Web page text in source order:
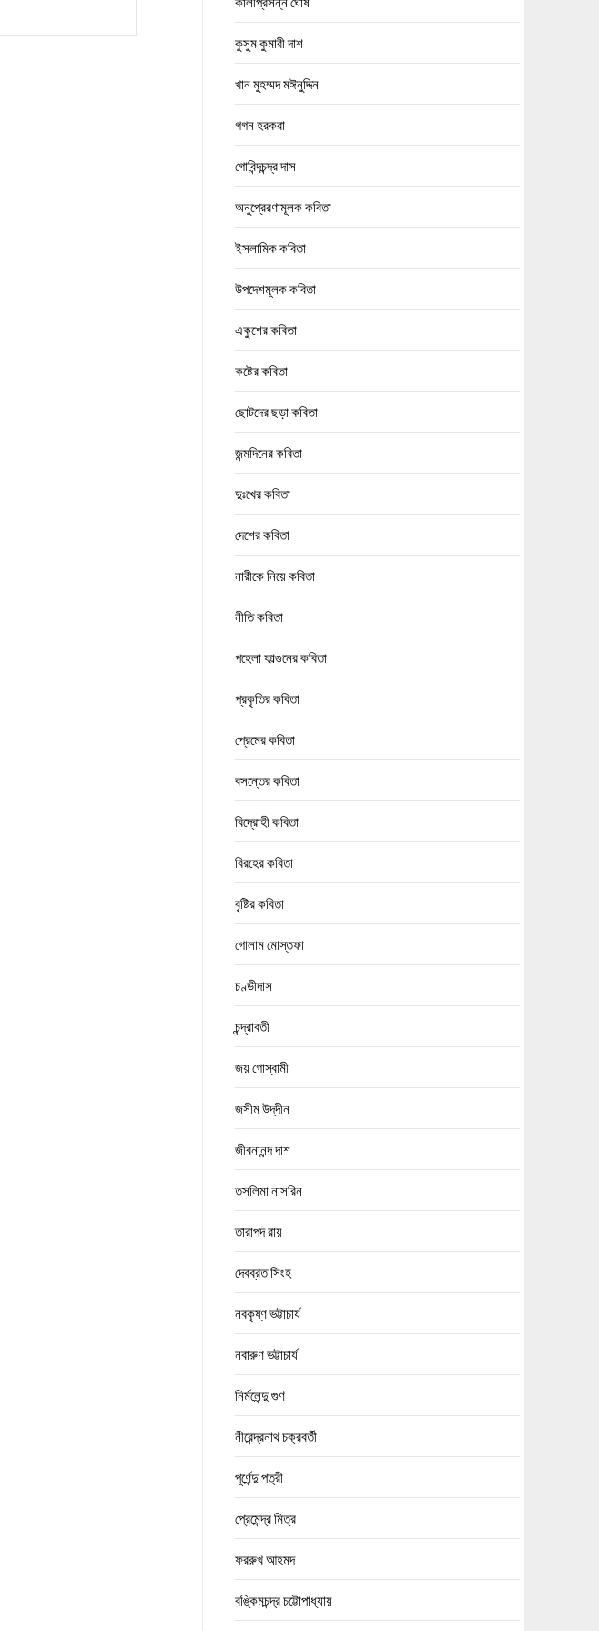
কুসুম কুমারী দাশ
খান মুহম্মদ মঈনুদ্দিন
গগন হরকরা
গোবিন্দচন্দ্র দাস
অনুপ্রেরণামূলক কবিতা
ইসলামিক কবিতা
উপদেশমূলক কবিতা
একুশের কবিতা
কষ্টের কবিতা
ছোটদের ছড়া কবিতা
জন্মদিনের কবিতা
দুঃখের কবিতা
দেশের কবিতা
নারীকে নিয়ে কবিতা
নীতি কবিতা
পহেলা ফাল্গুনের কবিতা
প্রকৃতির কবিতা
প্রেমের কবিতা
বসন্তের কবিতা
বিদ্রোহী কবিতা
বিরহের কবিতা
বৃষ্টির কবিতা
গোলাম মোস্তফা
চণ্ডীদাস
চন্দ্রাবতী
জয় গোস্বামী
জসীম উদ্‌দীন
জীবনানন্দ দাশ
তসলিমা নাসরিন
তারাপদ রায়
দেবব্রত সিংহ
নবকৃষ্ণ ভট্টাচার্য
নবারুণ ভট্টাচার্য
নির্মলেন্দু গুণ
নীরেন্দ্রনাথ চক্রবর্তী
পূর্ণেন্দু পত্রী
প্রেমেন্দ্র মিত্র
ফররুখ আহমদ
বঙ্কিমচন্দ্র চট্টোপাধ্যায়